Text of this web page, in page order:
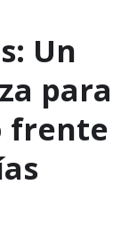
Un
para
frente